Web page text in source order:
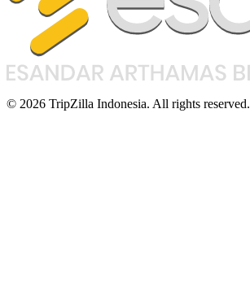
© 2026 TripZilla Indonesia. All rights reserved.